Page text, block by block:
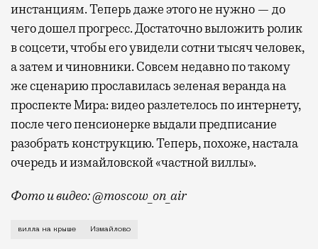
инстанциям. Теперь даже этого не нужно — до
чего дошел прогресс. Достаточно выложить ролик
в соцсети, чтобы его увидели сотни тысяч человек,
а затем и чиновники. Совсем недавно по такому
же сценарию прославилась зеленая веранда на
проспекте Мира: видео разлетелось по интернету,
после чего пенсионерке выдали предписание
разобрать конструкцию. Теперь, похоже, настала
очередь и измайловской «частной виллы».
Фото и видео: @moscow_on_air
Несколько недель назад в соцсетях
вилла на крыше Измайлово